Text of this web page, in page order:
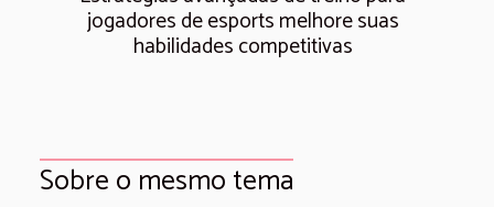
jogadores de esports melhore suas
habilidades competitivas
Sobre o mesmo tema